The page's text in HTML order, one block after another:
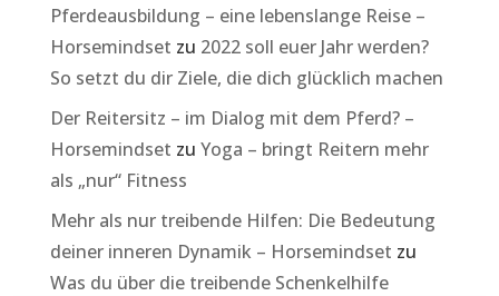
Pferdeausbildung – eine lebenslange Reise –
Horsemindset zu 2022 soll euer Jahr werden?
So setzt du dir Ziele, die dich glücklich machen
Der Reitersitz – im Dialog mit dem Pferd? –
Horsemindset zu Yoga – bringt Reitern mehr
als „nur“ Fitness
Mehr als nur treibende Hilfen: Die Bedeutung
deiner inneren Dynamik – Horsemindset zu
Was du über die treibende Schenkelhilfe